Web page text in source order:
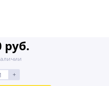
руб.
+